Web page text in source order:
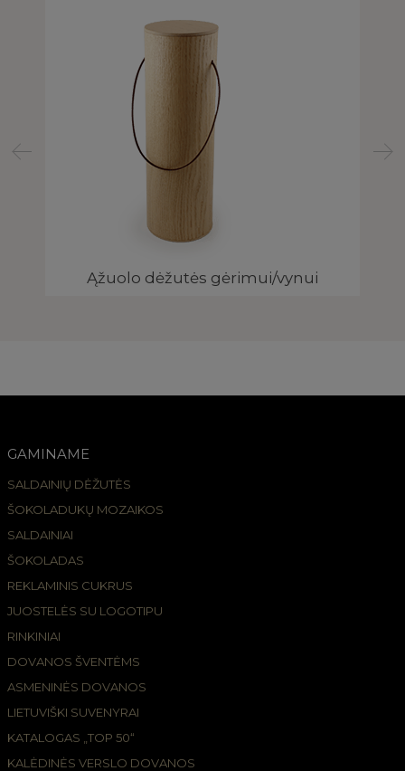
Ąžuolo dėžutės gėrimui/vynui
GAMINAME
SALDAINIŲ DĖŽUTĖS
ŠOKOLADUKŲ MOZAIKOS
SALDAINIAI
ŠOKOLADAS
REKLAMINIS CUKRUS
JUOSTELĖS SU LOGOTIPU
RINKINIAI
DOVANOS ŠVENTĖMS
ASMENINĖS DOVANOS
LIETUVIŠKI SUVENYRAI
KATALOGAS „TOP 50“
KALĖDINĖS VERSLO DOVANOS